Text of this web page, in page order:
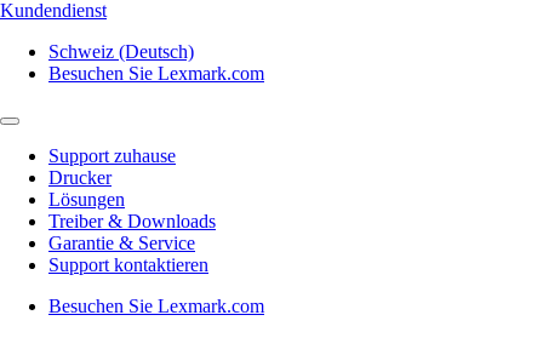
Kundendienst
Schweiz (Deutsch)
Besuchen Sie Lexmark.com
Support zuhause
Drucker
Lösungen
Treiber & Downloads
Garantie & Service
Support kontaktieren
Besuchen Sie Lexmark.com